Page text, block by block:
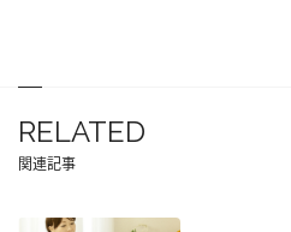
RELATED
関連記事